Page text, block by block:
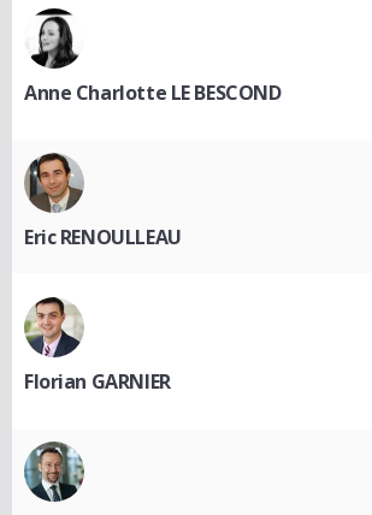
Anne Charlotte LE BESCOND
Eric RENOULLEAU
Florian GARNIER